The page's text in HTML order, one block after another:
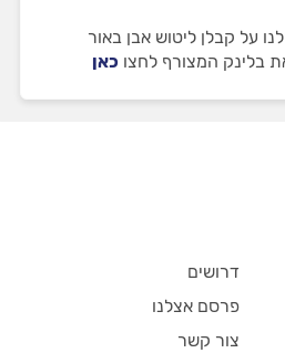
על קבלן ליטוש אבן באור
בלינק המצורף לחצו כאן
דרושים
פרסם אצלנו
צור קשר